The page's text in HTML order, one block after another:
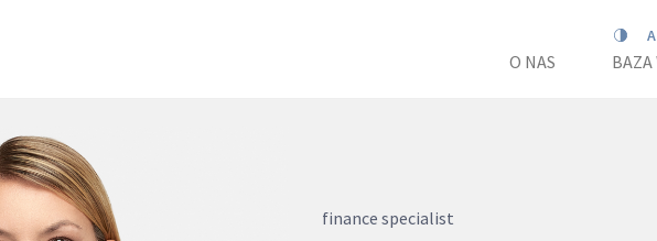
A
O NAS BAZA
finance specialist